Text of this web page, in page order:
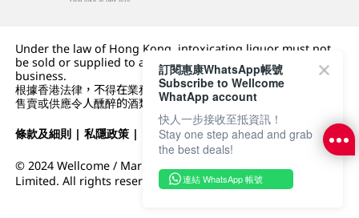
Under the law of Hong Kong, intoxicating liquor must not
be sold or supplied to a minor (under 18) in the course of
business.
根據香港法律，不得在業務過程中，向未成年人 (18 歲以下人士)
售賣或供應令人醺醉的酒類。
條款及細則 |私隱政策 | DFI零售集團
© 2024 Wellcome / Market Place. The Dairy Farm Company
Limited. All rights reserved.
訂閱惠康WhatsApp帳號
Subscribe to Wellcome
WhatApp account
快人一步接收至抵資訊！
Stay one step ahead and grab
the best deals!
連結 WhatsApp 帳號